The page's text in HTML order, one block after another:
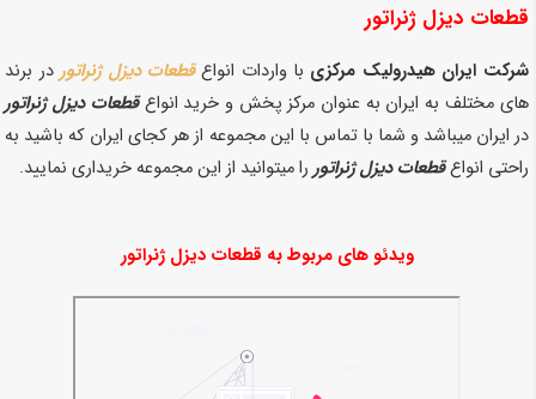
قطعات دیزل ژنراتور
شرکت ایران هیدرولیک مرکزی با واردات انواعقطعات دیزل ژنراتوردر برند
های مختلف به ایران به عنوان مرکز پخش و خرید انواعقطعات دیزل ژنراتور
در ایران میباشد و شما با تماس با این مجموعه از هر کجای ایران که باشید به
راحتی انواعقطعات دیزل ژنراتوررا میتوانید از این مجموعه خریداری نمایید.
ویدئو های مربوط به قطعات دیزل ژنراتور